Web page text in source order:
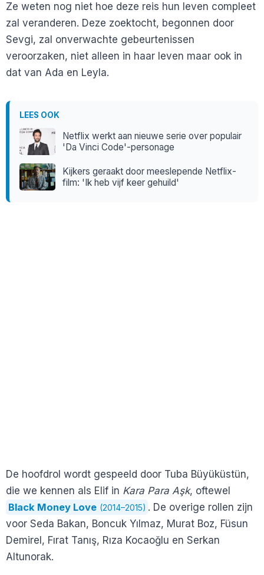
Ze weten nog niet hoe deze reis hun leven compleet
zal veranderen. Deze zoektocht, begonnen door
Sevgi, zal onverwachte gebeurtenissen
veroorzaken, niet alleen in haar leven maar ook in
dat van Ada en Leyla.
LEES OOK
Netflix werkt aan nieuwe serie over populair
'Da Vinci Code'-personage
Kijkers geraakt door meeslepende Netflix-
film: 'Ik heb vijf keer gehuild'
De hoofdrol wordt gespeeld door Tuba Büyüküstün,
die we kennen als Elif in Kara Para Aşk, oftewel
Black Money Love (2014–2015) . De overige rollen zijn
voor Seda Bakan, Boncuk Yılmaz, Murat Boz, Füsun
Demirel, Fırat Tanış, Rıza Kocaoğlu en Serkan
Altunorak.